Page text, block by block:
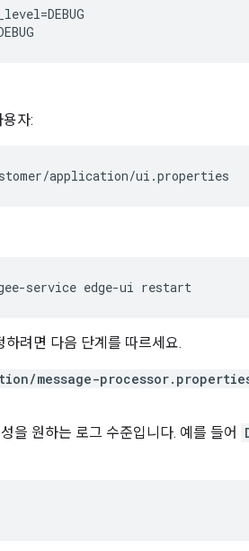
자:
application/ui.properties
service edge-ui restart
려면 다음 단계를 따르세요.
message-
을 원하는 로그 수준입니다. 예를 들어